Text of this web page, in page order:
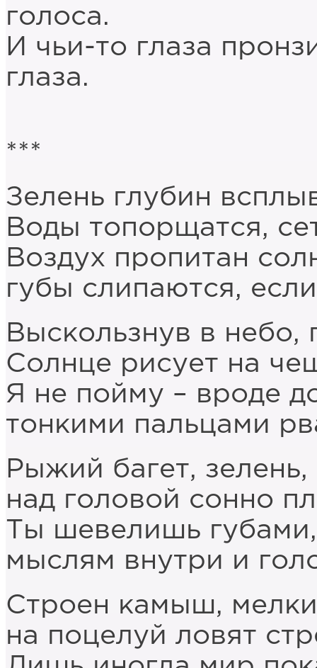
голоса.
И чьи-то глаза
глаза.
***
Зелень глубин
Воды топорщатся,
Воздух пропитан
губы слипаются,
Выскользнув в небо,
Солнце рисует на
Я не пойму – вроде
тонкими пальцами
Рыжий багет,
над головой сонно
Ты шевелишь губами,
мыслям внутри и
Строен камыш,
на поцелуй ловят